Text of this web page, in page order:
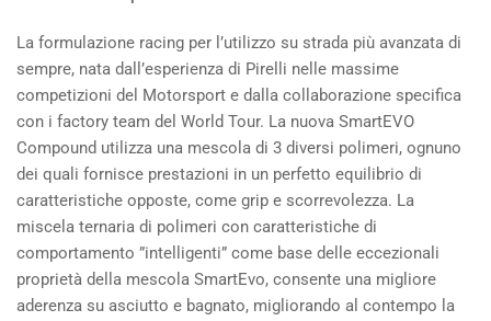
La formulazione racing per l’utilizzo su strada più avanzata di
sempre, nata dall’esperienza di Pirelli nelle massime
competizioni del Motorsport e dalla collaborazione specifica
con i factory team del World Tour. La nuova SmartEVO
Compound utilizza una mescola di 3 diversi polimeri, ognuno
dei quali fornisce prestazioni in un perfetto equilibrio di
caratteristiche opposte, come grip e scorrevolezza. La
miscela ternaria di polimeri con caratteristiche di
comportamento ”intelligenti” come base delle eccezionali
proprietà della mescola SmartEvo, consente una migliore
aderenza su asciutto e bagnato, migliorando al contempo la